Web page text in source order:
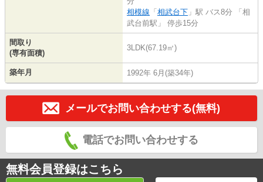
相模線 「 相武台下 」駅 バス8分 「相
武台前駅」 停歩15分
間取り
(専有面積)
3LDK(67.19㎡)
築年月 1992年 6月(築34年)
メールでお問い合わせする(無料)
電話でお問い合わせする
無料会員登録はこちら